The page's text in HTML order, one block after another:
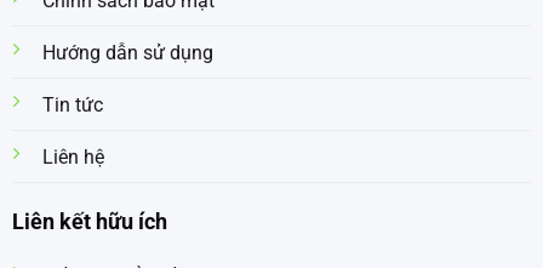
Hướng dẫn sử dụng
Tin tức
Liên hệ
Liên kết hữu ích